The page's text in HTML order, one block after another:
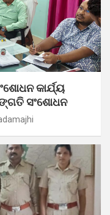
କାର୍ଯ୍ୟ
ସଂଶୋଧନ